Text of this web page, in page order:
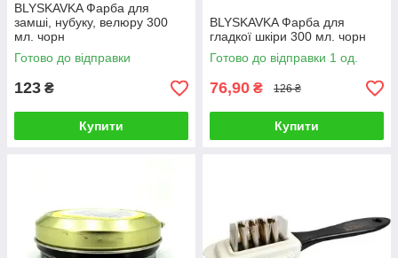
BLYSKAVKA Фарба для
замші, нубуку, велюру 300
мл. чорн
Готово до відправки
123 ₴
Купити
BLYSKAVKA Фарба для
гладкої шкіри 300 мл. чорн
Готово до відправки 1 од.
76,90 ₴ 126 ₴
Купити